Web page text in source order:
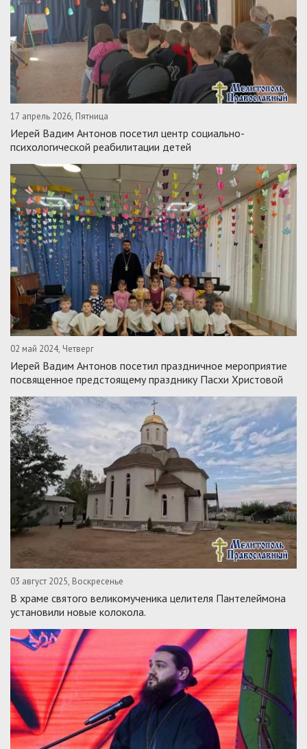
17 апрель 2026, Пятница
Иерей Вадим Антонов посетил центр социально-
психологической реабилитации детей
02 май 2024, Четверг
Иерей Вадим Антонов посетил праздничное мероприятие
посвященное предстоящему празднику Пасхи Христовой
03 август 2025, Воскресенье
В храме святого великомученика целителя Пантелеймона
установили новые колокола.